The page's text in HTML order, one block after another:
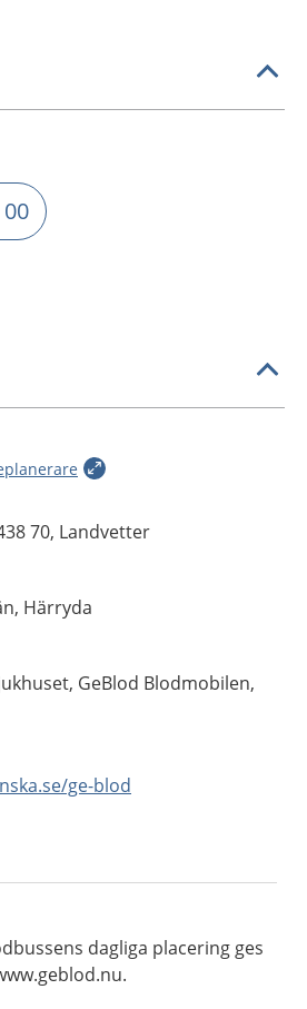
70, Landvetter
Härryda
GeBlod Blodmobilen,
ge-blod
dagliga placering ges